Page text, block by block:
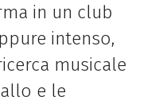
in un club
intenso,
musicale
e le